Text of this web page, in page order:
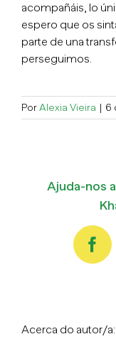
acompañáis, lo
espero que os
parte de una
perseguimos.
PorAlexia Vieira | 6
Ajuda-nos
Acerca do autor/a: